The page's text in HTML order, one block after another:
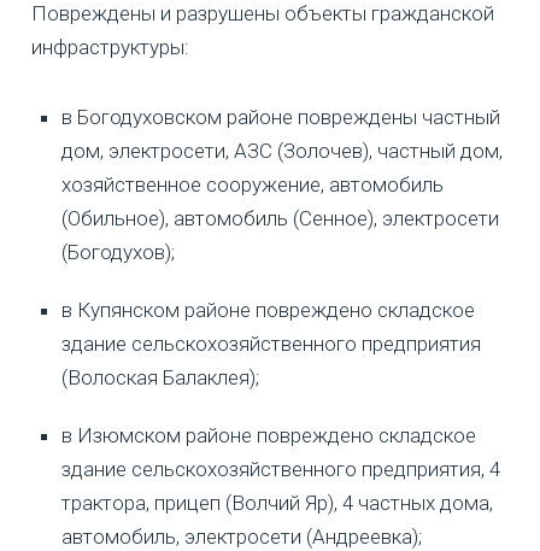
Повреждены и разрушены объекты гражданской
инфраструктуры:
в Богодуховском районе повреждены частный
дом, электросети, АЗС (Золочев), частный дом,
хозяйственное сооружение, автомобиль
(Обильное), автомобиль (Сенное), электросети
(Богодухов);
в Купянском районе повреждено складское
здание сельскохозяйственного предприятия
(Волоская Балаклея);
в Изюмском районе повреждено складское
здание сельскохозяйственного предприятия, 4
трактора, прицеп (Волчий Яр), 4 частных дома,
автомобиль, электросети (Андреевка);